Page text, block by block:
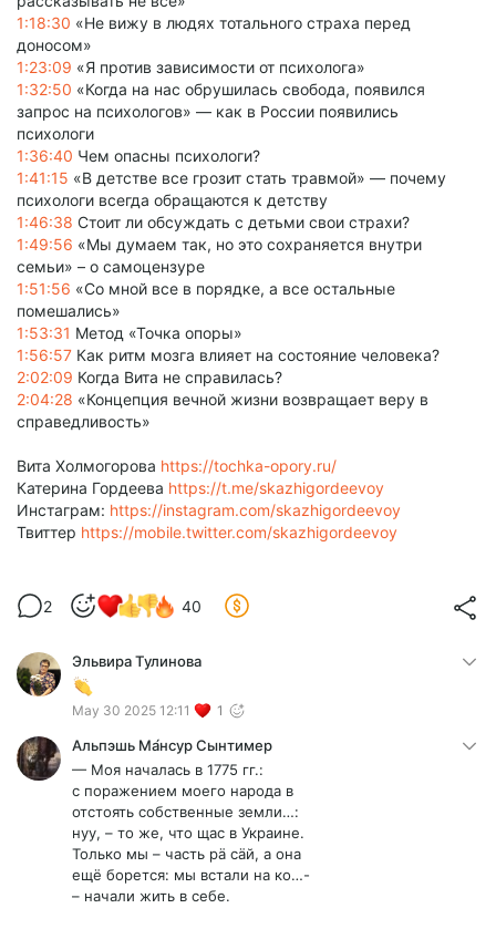
1:18:30 «Не вижу в людях тотального страха перед
доносом»
1:23:09 «Я против зависимости от психолога»
1:32:50 «Когда на нас обрушилась свобода, появился
запрос на психологов» — как в России появились
психологи
1:36:40 Чем опасны психологи?
1:41:15 «В детстве все грозит стать травмой» — почему
психологи всегда обращаются к детству
1:46:38 Стоит ли обсуждать с детьми свои страхи?
1:49:56 «Мы думаем так, но это сохраняется внутри
семьи» – о самоцензуре
1:51:56 «Со мной все в порядке, а все остальные
помешались»
1:53:31 Метод «Точка опоры»
1:56:57 Как ритм мозга влияет на состояние человека?
2:02:09 Когда Вита не справилась?
2:04:28 «Концепция вечной жизни возвращает веру в
справедливость»
Вита Холмогорова https://tochka-opory.ru/
Катерина Гордеева https://t.me/skazhigordeevoy
Инстаграм: https://instagram.com/skazhigordeevoy
Твиттер https://mobile.twitter.com/skazhigordeevoy
2 40
Эльвира Тулинова
May 30 2025 12:11 1
Альпэшь Ма́нсур Сынтимер
— Моя началась в 1775 гг.:
с поражением моего народа в
отстоять собственные земли…:
нуу, – то же, что щас в Украине.
Только мы – часть рä сäй, а она
ещё борется: мы встали на ко…-
– начали жить в себе.